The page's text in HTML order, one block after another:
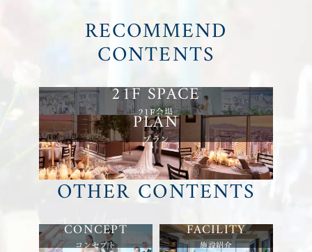
RECOMMEND
CONTENTS
21F会場
プラン
OTHER CONTENTS
コンセプト 施設紹介